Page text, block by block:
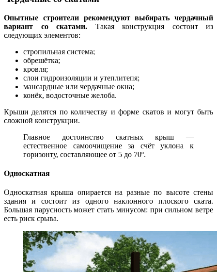
Опытные строители рекомендуют выбирать чердачный
вариант со скатами. Такая конструкция состоит из
следующих элементов:
стропильная система;
обрешётка;
кровля;
слои гидроизоляции и утеплитепя;
мансардные или чердачные окна;
конёк, водосточные желоба.
Крыши делятся по количеству и форме скатов и могут быть
сложной конструкции.
Главное достоинство скатных крыш —
естественное самоочищение за счёт уклона к
горизонту, составляющее от 5 до 70º.
Односкатная
Односкатная крыша опирается на разные по высоте стены
здания и состоит из одного наклонного плоского ската.
Большая парусность может стать минусом: при сильном ветре
есть риск срыва.